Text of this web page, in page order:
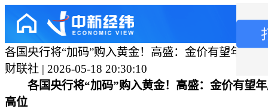
各国央行将“加码”购入黄金！高盛：金价有望年底前
财联社 | 2026-05-18 20:30:10
各国央行将“加码”购入黄金！高盛：金价有望年
高位